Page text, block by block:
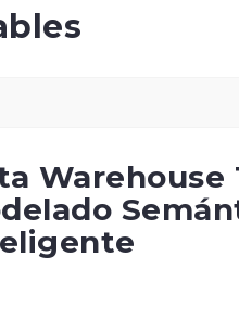
Warehouse